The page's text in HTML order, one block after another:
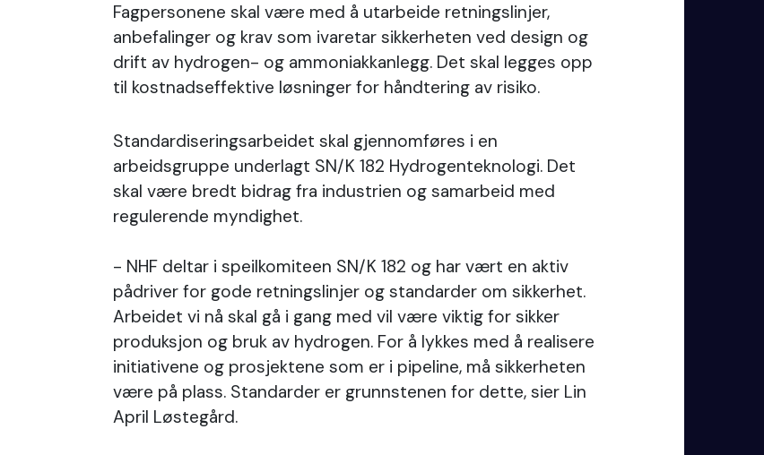
Fagpersonene skal være med å utarbeide retningslinjer,
anbefalinger og krav som ivaretar sikkerheten ved design og
drift av hydrogen- og ammoniakkanlegg. Det skal legges opp
til kostnadseffektive løsninger for håndtering av risiko.
Standardiseringsarbeidet skal gjennomføres i en
arbeidsgruppe underlagt SN/K 182 Hydrogenteknologi. Det
skal være bredt bidrag fra industrien og samarbeid med
regulerende myndighet.
- NHF deltar i speilkomiteen SN/K 182 og har vært en aktiv
pådriver for gode retningslinjer og standarder om sikkerhet.
Arbeidet vi nå skal gå i gang med vil være viktig for sikker
produksjon og bruk av hydrogen. For å lykkes med å realisere
initiativene og prosjektene som er i pipeline, må sikkerheten
være på plass. Standarder er grunnstenen for dette, sier Lin
April Løstegård.